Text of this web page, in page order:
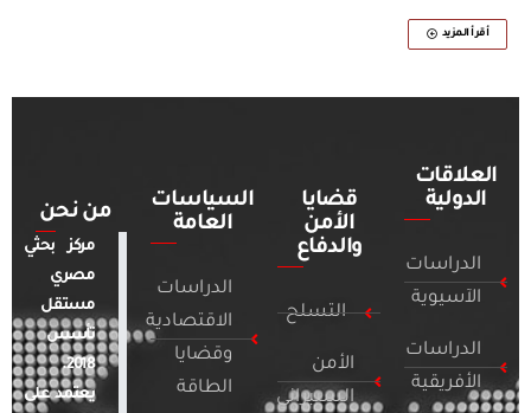
أقرأ المزيد
العلاقات
الدولية
الدراسات
الآسيوية
الدراسات
الأفريقية
قضايا
الأمن
والدفاع
التسلح
الأمن
السيبراني
السياسات
العامة
الدراسات
الاقتصادية
وقضايا
الطاقة
من نحن
مركز بحثي
مصري
مستقل
تأسس
2018.
يعتمد على